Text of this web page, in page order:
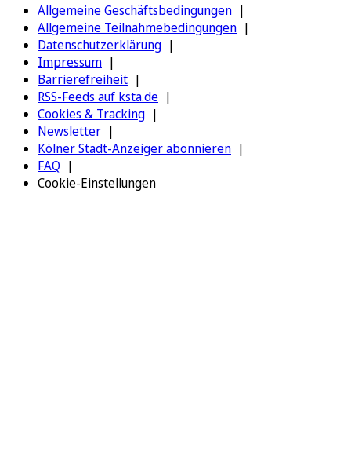
Allgemeine Geschäftsbedingungen
Allgemeine Teilnahmebedingungen
Datenschutzerklärung
Impressum
Barrierefreiheit
RSS-Feeds auf ksta.de
Cookies & Tracking
Newsletter
Kölner Stadt-Anzeiger abonnieren
FAQ
Cookie-Einstellungen